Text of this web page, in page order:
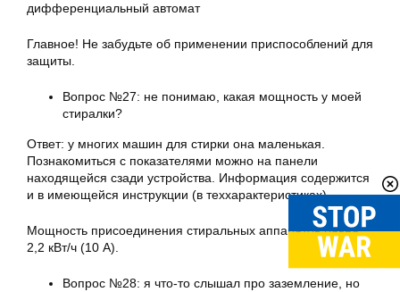
дифференциальный автомат
Главное! Не забудьте об применении приспособлений для
защиты.
Вопрос №27: не понимаю, какая мощность у моей
стиралки?
Ответ: у многих машин для стирки она маленькая.
Познакомиться с показателями можно на панели
находящейся сзади устройства. Информация содержится
и в имеющейся инструкции (в теххарактеристиках).
Мощность присоединения стиральных аппаратов равна
2,2 кВт/ч (10 А).
Вопрос №28: я что-то слышал про заземление, но